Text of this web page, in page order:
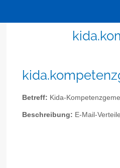
Betreff: Kida-
Beschreibung: E-Mail-